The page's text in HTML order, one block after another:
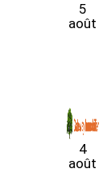
5
août
4
août